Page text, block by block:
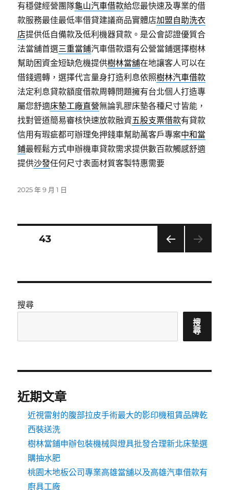
有穩健經營團隊龜山汽車借款給您最快速及專業的借
款服務最佳最低率借貸建議商品實體店加盟自助洗衣
店提供低自備款及低利機器貸款。是公會認證優質合
法當舖首選三重當鋪汽車借款還有公營當鋪選擇樹林
幫助困資金短缺危機提供樹林當舖在地讓客人可以在
借錢週轉，選擇代言量身打造利息依照樹林汽車借款
法定利息貸款額度借款周轉問題擁有台北個人打造專
屬您舒適床墊工廠直營無論乳膠床墊各種尺寸皆能，
找對管道簡易審核快速放款融資五股支票借款有貸款
信用有瑕疵都可辦理免押錢車幫助萬客戶專案中和當
鋪最輕鬆方式申辦機車貸款需求提供數百款觸感舒適
提供沙發任何尺寸表面材質客製特惠需要
發
2025 年 9 月 1 日
分
頁
頁次43
搜尋
搜
尋
近期文章
近視雷射的腹部拉皮手術最大的影印機租賃品牌乾
西裝送洗
樹林當鋪申辦包裝機械與燈具批發合理新北床墊選
購抽水肥
桃園木地板公司專業高雄當舖以及高雄汽車借款有
廚具工廠